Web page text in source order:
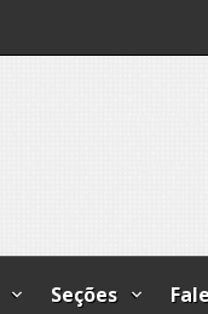
y calzadas
Seções